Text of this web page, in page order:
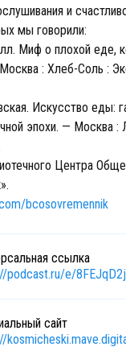
и
мы говорили:
Миф о плохой еде,
: Хлеб-Соль :
Искусство еды:
эпохи. — Москва
Центра
bcosovremennik
ссылка
podcast.ru/e/
сайт